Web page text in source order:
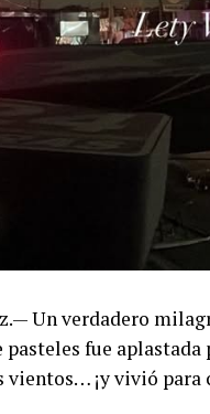
Un verdadero
pasteles fue
vientos… ¡y vivió para